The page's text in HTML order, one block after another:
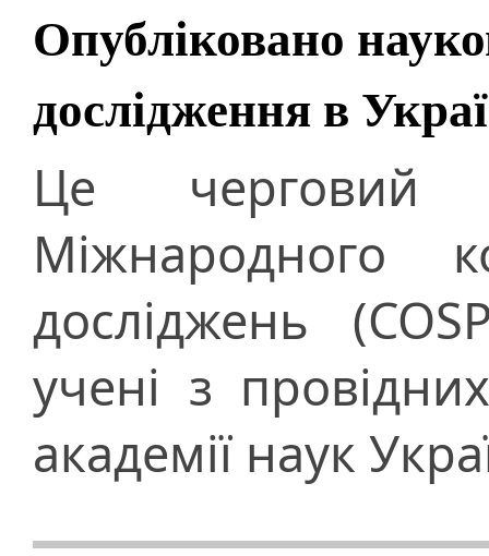
Опубліковано
дослідження в
Це черговий
Міжнародного
досліджень
учені з
академії наук